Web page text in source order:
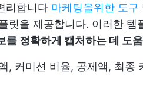
리합니다 마케팅을위한 도구
릿을 제공합니다. 이러한 템
를 정확하게 캡처하는 데 도
, 커미션 비율, 공제액, 최종